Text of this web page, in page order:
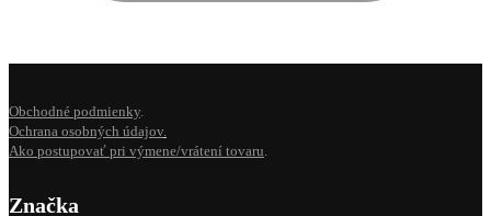
Obchodné podmienky.
Ochrana osobných údajov.
Ako postupovať pri výmene/vrátení tovaru.
Značka